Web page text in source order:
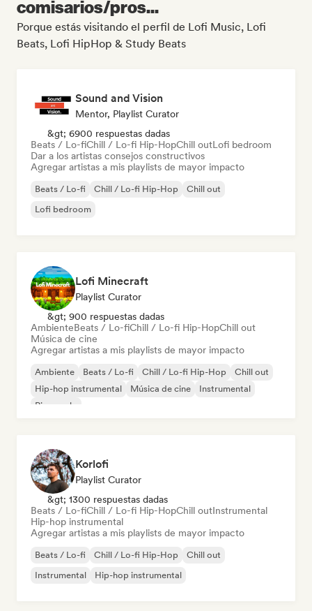
comisarios/pros...
Porque estás visitando el perfil de Lofi Music, Lofi
Beats, Lofi HipHop & Study Beats
Sound and Vision
Mentor, Playlist Curator
&gt; 6900 respuestas dadas
Beats / Lo-fiChill / Lo-fi Hip-HopChill outLofi bedroom
Dar a los artistas consejos constructivos
Agregar artistas a mis playlists de mayor impacto
Beats / Lo-fi Chill / Lo-fi Hip-Hop
Chill out
Lofi bedroom
Lofi Minecraft
Playlist Curator
&gt; 900 respuestas dadas
AmbienteBeats / Lo-fiChill / Lo-fi Hip-HopChill out
Música de cine
Agregar artistas a mis playlists de mayor impacto
Ambiente Beats / Lo-fi Chill / Lo-fi Hip-Hop
Chill out
Hip-hop instrumental
Música de cine
Instrumental
Piano solo
Korlofi
Playlist Curator
&gt; 1300 respuestas dadas
Beats / Lo-fiChill / Lo-fi Hip-HopChill outInstrumental
Hip-hop instrumental
Agregar artistas a mis playlists de mayor impacto
Beats / Lo-fi Chill / Lo-fi Hip-Hop
Chill out
Instrumental
Hip-hop instrumental